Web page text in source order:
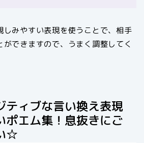
しみやすい表現を使うことで、相手
できますので、うまく調整してく
ティブな言い換え表現
ポエム集！息抜きにご
☆